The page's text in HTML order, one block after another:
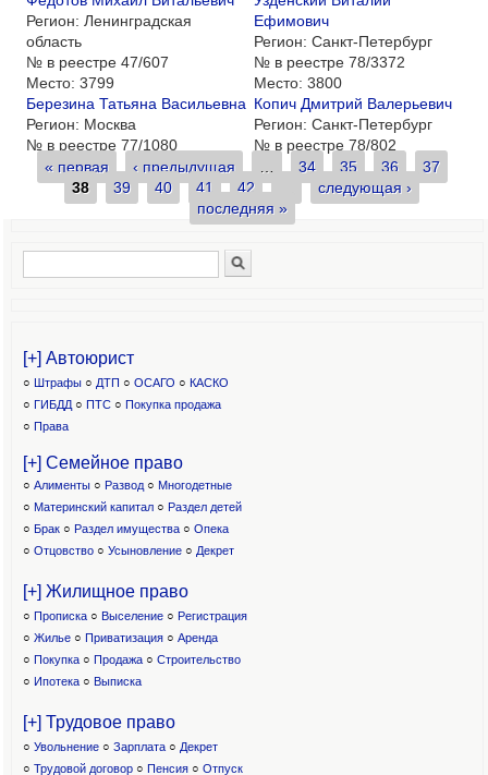
Регион: Ленинградская
область
№ в реестре 47/607
Ефимович
Регион: Санкт-Петербург
№ в реестре 78/3372
Место: 3799
Березина Татьяна Васильевна
Регион: Москва
№ в реестре 77/1080
Место: 3800
Копич Дмитрий Валерьевич
Регион: Санкт-Петербург
№ в реестре 78/802
Страницы
« первая ‹ предыдущая … 34 35 36
37
38
39 40 41 42
следующая ›
последняя »
Форма поиска
[+] Автоюрист
○ Штрафы ○ ДТП ○ ОСАГО ○ КАСКО
○ ГИБДД ○ ПТС ○ Покупка продажа
○ Права
[+] Семейное право
○ Алименты ○ Развод ○ Многодетные
○ Материнский капитал○ Раздел детей
○ Брак ○ Раздел имущества ○ Опека
○ Отцовство○ Усыновление ○ Декрет
[+] Жилищное право
○ Прописка ○ Выселение ○ Регистрация
○ Жилье ○ Приватизация ○ Аренда
○ Покупка ○ Продажа ○ Строительство
○ Ипотека ○ Выписка
[+] Трудовое право
○ Увольнение ○ Зарплата ○ Декрет
○ Трудовой договор ○ Пенсия ○ Отпуск